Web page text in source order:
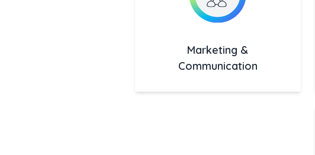
Marketing &
Communication